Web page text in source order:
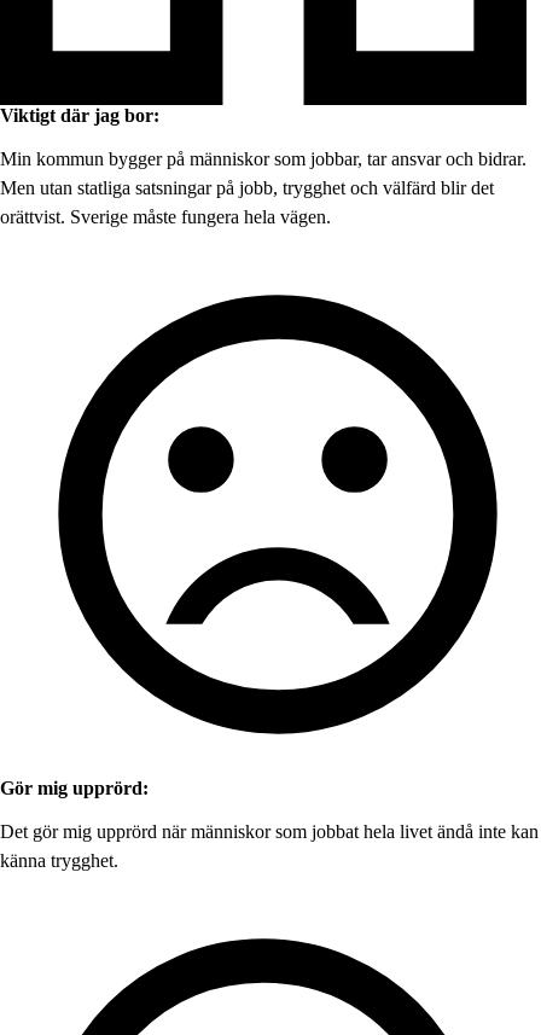
Viktigt där jag bor:
Min kommun bygger på människor som jobbar, tar ansvar och bidrar.
Men utan statliga satsningar på jobb, trygghet och välfärd blir det
orättvist. Sverige måste fungera hela vägen.
Gör mig upprörd:
Det gör mig upprörd när människor som jobbat hela livet ändå inte kan
känna trygghet.